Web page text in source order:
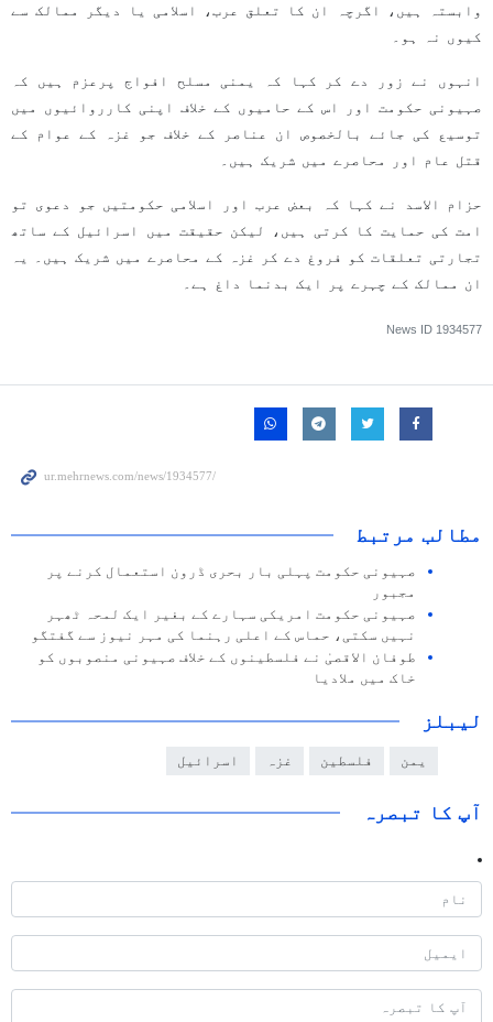
وابستہ ہیں، اگرچہ ان کا تعلق عرب، اسلامی یا دیگر ممالک سے
کیوں نہ ہو۔
انہوں نے زور دے کر کہا کہ یمنی مسلح افواج پرعزم ہیں کہ
صہیونی حکومت اور اس کے حامیوں کے خلاف اپنی کارروائیوں میں
توسیع کی جائے بالخصوص ان عناصر کے خلاف جو غزہ کے عوام کے
قتل عام اور محاصرے میں شریک ہیں۔
حزام الاسد نے کہا کہ بعض عرب اور اسلامی حکومتیں جو دعوی تو
امت کی حمایت کا کرتی ہیں، لیکن حقیقت میں اسرائیل کے ساتھ
تجارتی تعلقات کو فروغ دے کر غزہ کے محاصرے میں شریک ہیں۔ یہ
ان ممالک کے چہرے پر ایک بدنما داغ ہے۔
News ID 1934577
مطالب مرتبط
صہیونی حکومت پہلی بار بحری ڈرون استعمال کرنے پر
مجبور
صہیونی حکومت امریکی سہارے کے بغیر ایک لمحہ ٹھہر
نہیں سکتی، حماس کے اعلی رہنما کی مہر نیوز سے گفتگو
طوفان الاقصیٰ نے فلسطینوں کے خلاف صہیونی منصوبوں کو
خاک میں ملادیا
لیبلز
یمن فلسطین غزہ اسرائیل
آپ کا تبصرہ